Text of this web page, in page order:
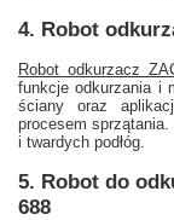
4. Robot
Robot odkurzacz
funkcje odkurzania i
ściany oraz
procesem
i twardych podłóg.
5. Robot do
688